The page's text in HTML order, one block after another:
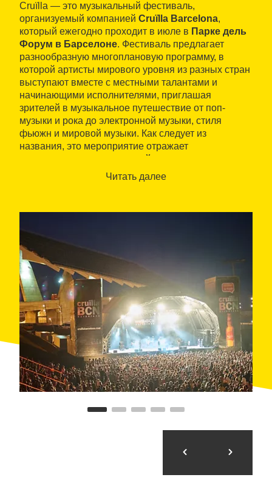
Cruïlla — это музыкальный фестиваль,
организуемый компанией Cruïlla Barcelona,
который ежегодно проходит в июле в Парке дель
Форум в Барселоне. Фестиваль предлагает
разнообразную многоплановую программу, в
которой артисты мирового уровня из разных стран
выступают вместе с местными талантами и
начинающими исполнителями, приглашая
зрителей в музыкальное путешествие от поп-
музыки и рока до электронной музыки, стиля
фьюжн и мировой музыки. Как следует из
названия, это мероприятие отражает
пересечение разных путей
четырех днейпроходят выступления
впечатления от музыки, дополненной
изобразительным искусством, юмором и танцами,
в знаковом городе и непревзойденной
обстановке — под открытым небом на берегу
моря.
Этот фестиваль — гораздо больше,
чем просто музыка
Фестиваль Cruïlla — это не просто концерты, а
масштабное культурное событие с зонами,
посвященными уличному искусству, комедии,
гастрономии и творческим инсталляциям.
выступлениями стендап-комиков и другими
Читать далее